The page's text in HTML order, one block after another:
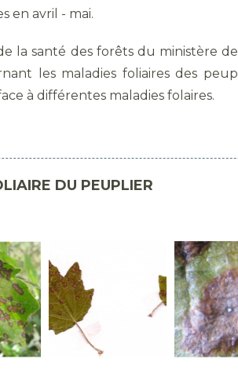
en avril - mai.
la santé des forêts du ministère
les maladies foliaires des
à différentes maladies folaires.
DU PEUPLIER